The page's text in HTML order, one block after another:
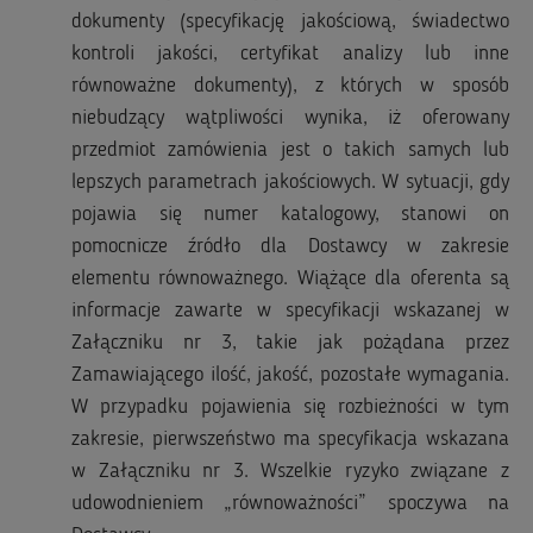
dokumenty (specyfikację jakościową, świadectwo
kontroli jakości, certyfikat analizy lub inne
równoważne dokumenty), z których w sposób
niebudzący wątpliwości wynika, iż oferowany
przedmiot zamówienia jest o takich samych lub
lepszych parametrach jakościowych. W sytuacji, gdy
pojawia się numer katalogowy, stanowi on
pomocnicze źródło dla Dostawcy w zakresie
elementu równoważnego. Wiążące dla oferenta są
informacje zawarte w specyfikacji wskazanej w
Załączniku nr 3, takie jak pożądana przez
Zamawiającego ilość, jakość, pozostałe wymagania.
W przypadku pojawienia się rozbieżności w tym
zakresie, pierwszeństwo ma specyfikacja wskazana
w Załączniku nr 3. Wszelkie ryzyko związane z
udowodnieniem „równoważności” spoczywa na